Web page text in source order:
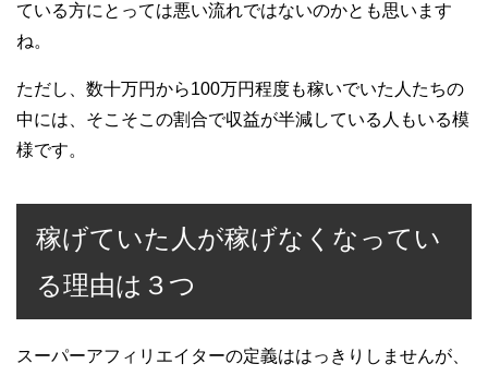
ている方にとっては悪い流れではないのかとも思います
ね。
ただし、数十万円から100万円程度も稼いでいた人たちの
中には、そこそこの割合で収益が半減している人もいる模
様です。
稼げていた人が稼げなくなってい
る理由は３つ
スーパーアフィリエイターの定義ははっきりしませんが、